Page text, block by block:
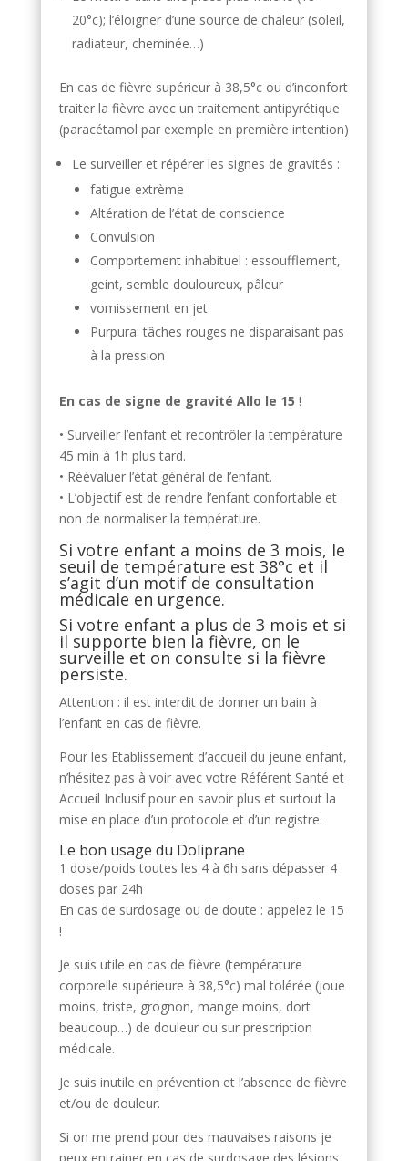
20°c); l’éloigner d’une source de chaleur (soleil,
radiateur, cheminée…)
En cas de fièvre supérieur à 38,5°c ou d’inconfort
traiter la fièvre avec un traitement antipyrétique
(paracétamol par exemple en première intention)
Le surveiller et répérer les signes de gravités :
fatigue extrème
Altération de l’état de conscience
Convulsion
Comportement inhabituel : essoufflement,
geint, semble douloureux, pâleur
vomissement en jet
Purpura: tâches rouges ne disparaisant pas
à la pression
En cas de signe de gravité Allo le 15 !
• Surveiller l’enfant et recontrôler la température
45 min à 1h plus tard.
• Réévaluer l’état général de l’enfant.
• L’objectif est de rendre l’enfant confortable et
non de normaliser la température.
Si votre enfant a moins de 3 mois, le
seuil de température est 38°c et il
s’agit d’un motif de consultation
médicale en urgence.
Si votre enfant a plus de 3 mois et si
il supporte bien la fièvre, on le
surveille et on consulte si la fièvre
persiste.
Attention : il est interdit de donner un bain à
l’enfant en cas de fièvre.
Pour les Etablissement d’accueil du jeune enfant,
n’hésitez pas à voir avec votre Référent Santé et
Accueil Inclusif pour en savoir plus et surtout la
mise en place d’un protocole et d’un registre.
Le bon usage du Doliprane
1 dose/poids toutes les 4 à 6h sans dépasser 4
doses par 24h
En cas de surdosage ou de doute : appelez le 15
!
Je suis utile en cas de fièvre (température
corporelle supérieure à 38,5°c) mal tolérée (joue
moins, triste, grognon, mange moins, dort
beaucoup…) de douleur ou sur prescription
médicale.
Je suis inutile en prévention et l’absence de fièvre
et/ou de douleur.
Si on me prend pour des mauvaises raisons je